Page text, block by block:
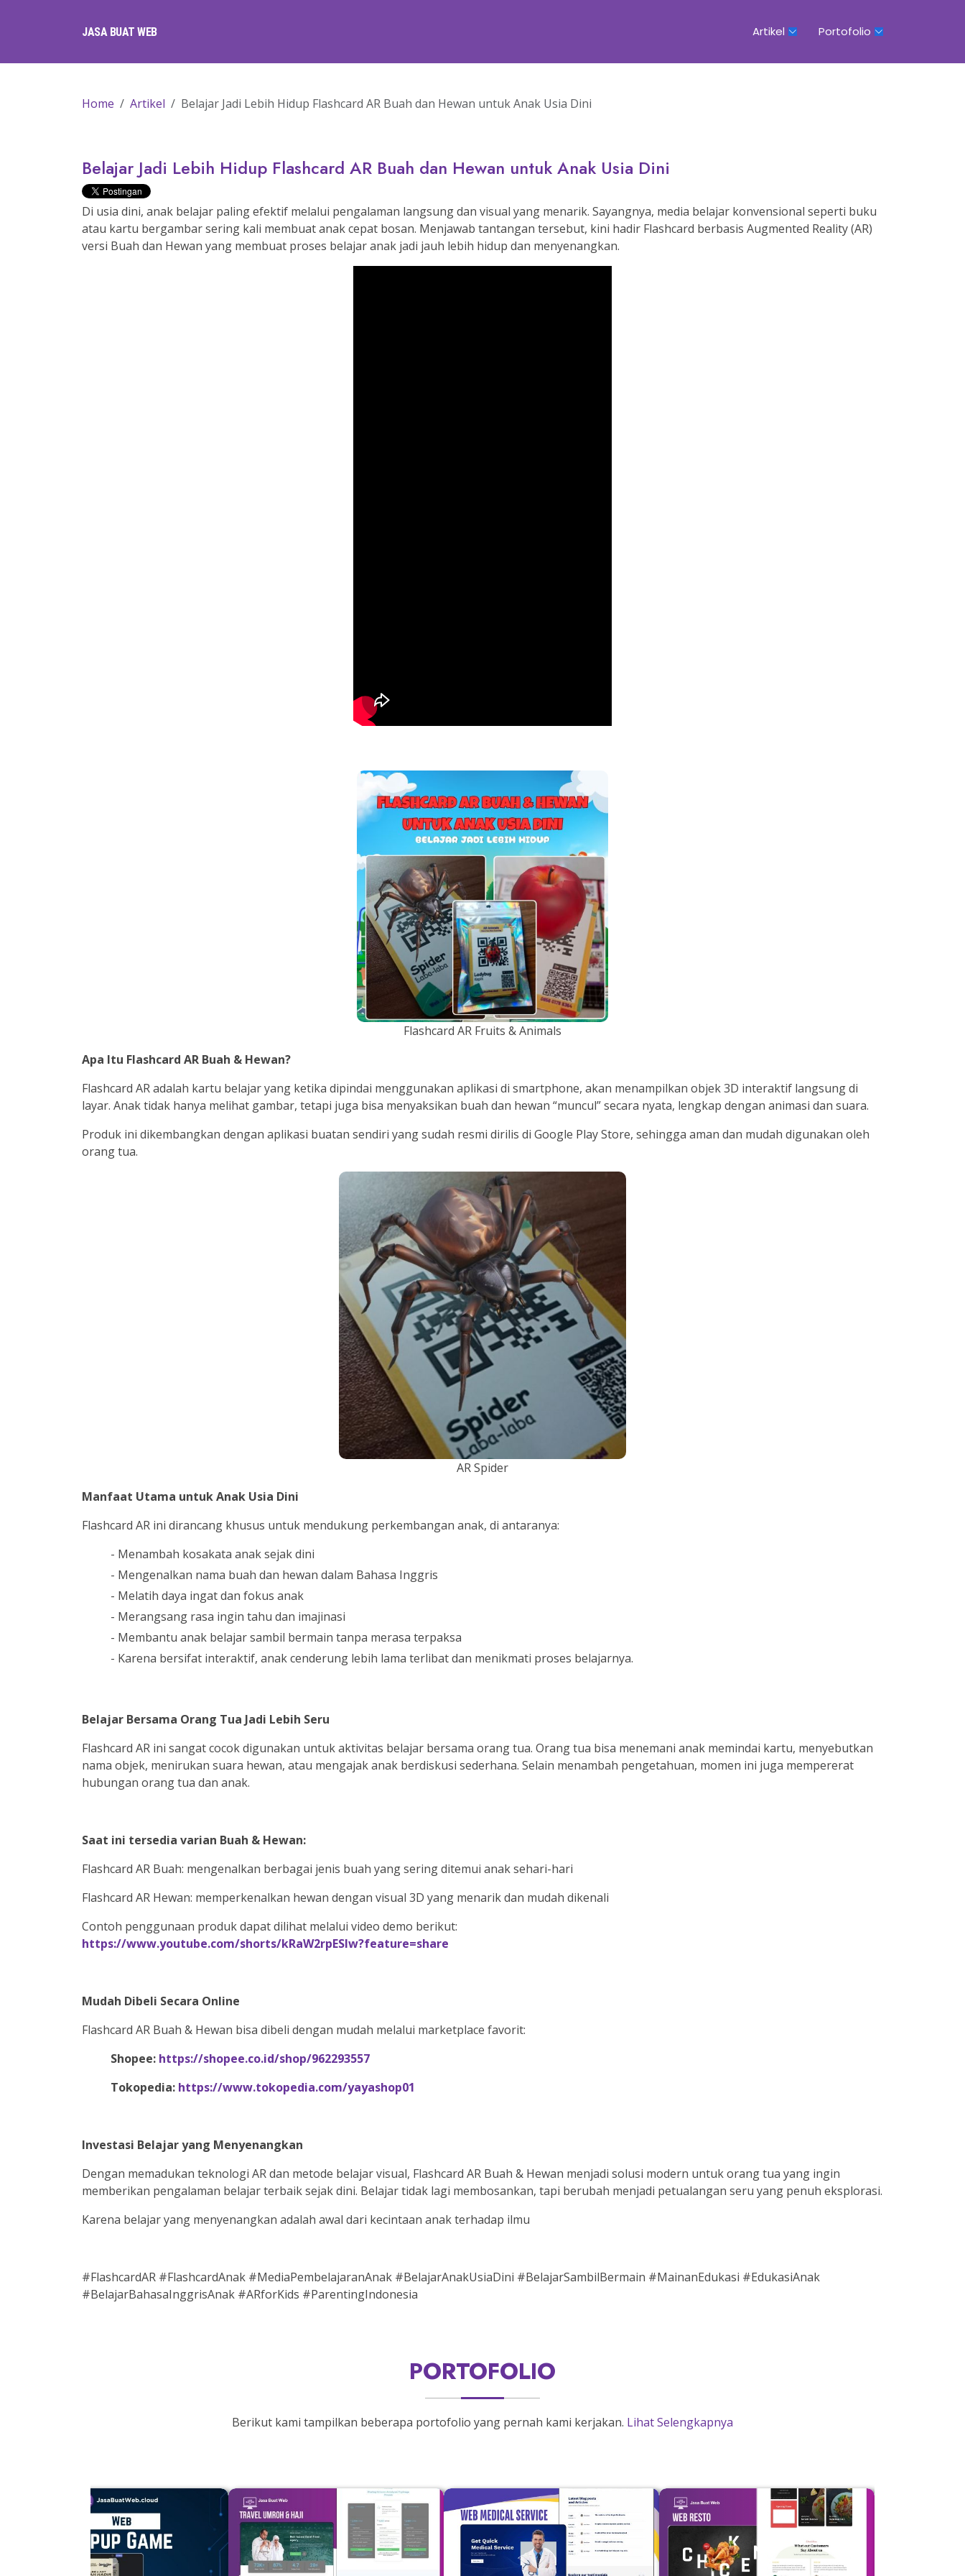
JASA BUAT WEB Artikel Portofolio
Home Artikel Belajar Jadi Lebih Hidup Flashcard AR Buah dan Hewan untuk Anak Usia Dini
Belajar Jadi Lebih Hidup Flashcard AR Buah dan Hewan untuk Anak Usia Dini
Di usia dini, anak belajar paling efektif melalui pengalaman langsung dan visual yang menarik. Sayangnya, media belajar konvensional seperti buku
atau kartu bergambar sering kali membuat anak cepat bosan. Menjawab tantangan tersebut, kini hadir Flashcard berbasis Augmented Reality (AR)
versi Buah dan Hewan yang membuat proses belajar anak jadi jauh lebih hidup dan menyenangkan.
Flashcard AR Fruits & Animals
Apa Itu Flashcard AR Buah & Hewan?
Flashcard AR adalah kartu belajar yang ketika dipindai menggunakan aplikasi di smartphone, akan menampilkan objek 3D interaktif langsung di
layar. Anak tidak hanya melihat gambar, tetapi juga bisa menyaksikan buah dan hewan “muncul” secara nyata, lengkap dengan animasi dan suara.
Produk ini dikembangkan dengan aplikasi buatan sendiri yang sudah resmi dirilis di Google Play Store, sehingga aman dan mudah digunakan oleh
orang tua.
AR Spider
Manfaat Utama untuk Anak Usia Dini
Flashcard AR ini dirancang khusus untuk mendukung perkembangan anak, di antaranya:
- Menambah kosakata anak sejak dini
- Mengenalkan nama buah dan hewan dalam Bahasa Inggris
- Melatih daya ingat dan fokus anak
- Merangsang rasa ingin tahu dan imajinasi
- Membantu anak belajar sambil bermain tanpa merasa terpaksa
- Karena bersifat interaktif, anak cenderung lebih lama terlibat dan menikmati proses belajarnya.
Belajar Bersama Orang Tua Jadi Lebih Seru
Flashcard AR ini sangat cocok digunakan untuk aktivitas belajar bersama orang tua. Orang tua bisa menemani anak memindai kartu, menyebutkan
nama objek, menirukan suara hewan, atau mengajak anak berdiskusi sederhana. Selain menambah pengetahuan, momen ini juga mempererat
hubungan orang tua dan anak.
Saat ini tersedia varian Buah & Hewan:
Flashcard AR Buah: mengenalkan berbagai jenis buah yang sering ditemui anak sehari-hari
Flashcard AR Hewan: memperkenalkan hewan dengan visual 3D yang menarik dan mudah dikenali
Contoh penggunaan produk dapat dilihat melalui video demo berikut:
https://www.youtube.com/shorts/kRaW2rpESlw?feature=share
Mudah Dibeli Secara Online
Flashcard AR Buah & Hewan bisa dibeli dengan mudah melalui marketplace favorit:
Shopee: https://shopee.co.id/shop/962293557
Tokopedia: https://www.tokopedia.com/yayashop01
Investasi Belajar yang Menyenangkan
Dengan memadukan teknologi AR dan metode belajar visual, Flashcard AR Buah & Hewan menjadi solusi modern untuk orang tua yang ingin
memberikan pengalaman belajar terbaik sejak dini. Belajar tidak lagi membosankan, tapi berubah menjadi petualangan seru yang penuh eksplorasi.
Karena belajar yang menyenangkan adalah awal dari kecintaan anak terhadap ilmu
#FlashcardAR #FlashcardAnak #MediaPembelajaranAnak #BelajarAnakUsiaDini #BelajarSambilBermain #MainanEdukasi #EdukasiAnak
#BelajarBahasaInggrisAnak #ARforKids #ParentingIndonesia
PORTOFOLIO
Berikut kami tampilkan beberapa portofolio yang pernah kami kerjakan. Lihat Selengkapnya